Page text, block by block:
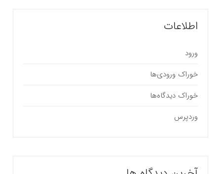
اطلاعات
ورود
خوراک ورودی‌ها
خوراک دیدگاه‌ها
وردپرس